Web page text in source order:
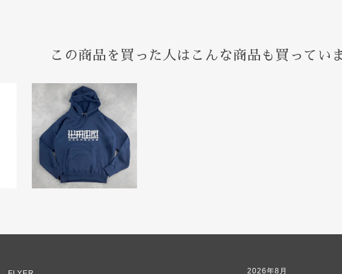
この商品を買った人はこんな商品も買ってい
2026年8月